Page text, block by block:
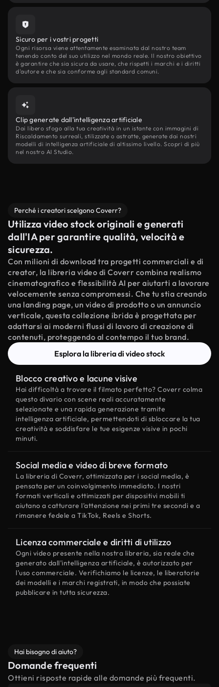
Sicuro per i vostri progetti
Ogni risorsa viene attentamente esaminata dal nostro team
tenendo conto del suo utilizzo nel mondo reale. Il nostro obiettivo
è garantire che sia sicura da usare, che rispetti i marchi e i diritti
d'autore e che sia conforme agli standard comuni.
Clip generate dall'intelligenza artificiale
Dai libero sfogo alla tua creatività in un istante con immagini di
Riscaldamento surreali, stilizzate o astratte, generate dai nostri
modelli di intelligenza artificiale di altissimo livello. Scopri di più
nel nostro AI Studio.
Perché i creatori scelgono Coverr?
Utilizza video stock originali e generati
dall'IA per garantire qualità, velocità e
sicurezza.
Con milioni di download tra progetti commerciali e di
creator, la libreria video di Coverr combina realismo
cinematografico e flessibilità AI per aiutarti a lavorare
velocemente senza compromessi. Che tu stia creando
una landing page, un video di prodotto o un annuncio
verticale, questa collezione ibrida è progettata per
adattarsi ai moderni flussi di lavoro di creazione di
contenuti, proteggendo al contempo il tuo brand.
Esplora la libreria di video stock
Blocco creativo e lacune visive
Hai difficoltà a trovare il filmato perfetto? Coverr colma
questo divario con scene reali accuratamente
selezionate e una rapida generazione tramite
intelligenza artificiale, permettendoti di sbloccare la tua
creatività e soddisfare le tue esigenze visive in pochi
minuti.
Social media e video di breve formato
La libreria di Coverr, ottimizzata per i social media, è
pensata per un coinvolgimento immediato. I nostri
formati verticali e ottimizzati per dispositivi mobili ti
aiutano a catturare l'attenzione nei primi tre secondi e a
rimanere fedele a TikTok, Reels e Shorts.
Licenza commerciale e diritti di utilizzo
Ogni video presente nella nostra libreria, sia reale che
generato dall'intelligenza artificiale, è autorizzato per
l'uso commerciale. Verifichiamo le licenze, le liberatorie
dei modelli e i marchi registrati, in modo che possiate
pubblicare in tutta sicurezza.
Hai bisogno di aiuto?
Domande frequenti
Ottieni risposte rapide alle domande più frequenti.